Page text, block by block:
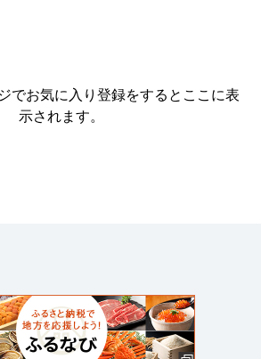
でお気に入り登録をすると ここに表
示されます。